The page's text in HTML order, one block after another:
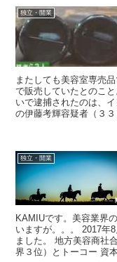
独立・開業
またしても美容室専売
で販売していたとのこ
いで逮捕されたのは、
の伊藤考輝容疑者（３
独立・開業
KAMIUです。美容業界
いますが。。。 2017年
ました。 地方美容商社
界３位）とトーコー 資